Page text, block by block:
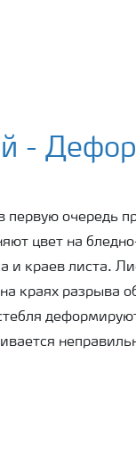
-
очередь
цвет на
и краев листа.
краях разрыва